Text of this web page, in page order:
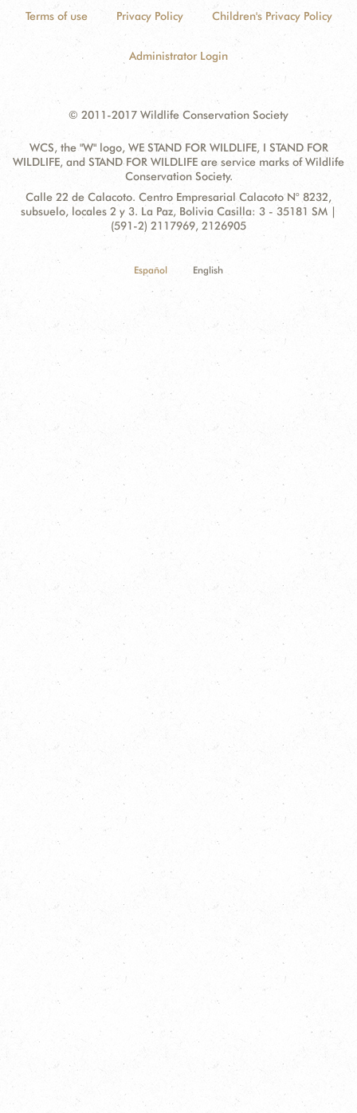
Terms of use Privacy Policy Children's Privacy Policy
Administrator Login
© 2011-2017 Wildlife Conservation Society
WCS, the "W" logo, WE STAND FOR WILDLIFE, I STAND FOR
WILDLIFE, and STAND FOR WILDLIFE are service marks of Wildlife
Conservation Society.
Contact
Information
Address:
Calle 22 de Calacoto. Centro Empresarial Calacoto N° 8232,
subsuelo, locales 2 y 3. La Paz, Bolivia Casilla: 3 - 35181 SM |
(591-2) 2117969, 2126905
Español English